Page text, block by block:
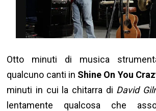
Otto minuti di musica
qualcuno canti in Shine On You
minuti in cui la chitarra di David
lentamente qualcosa che